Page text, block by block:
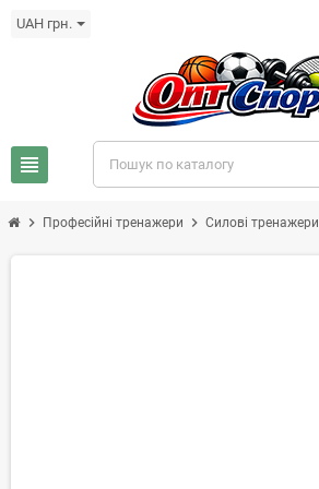
UAH грн.
view_headline
chevron_right Професійні тренажери chevron_right Силові тренажери